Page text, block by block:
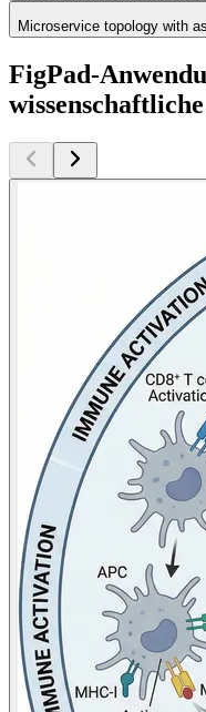
Microservice topology with
FigPad-